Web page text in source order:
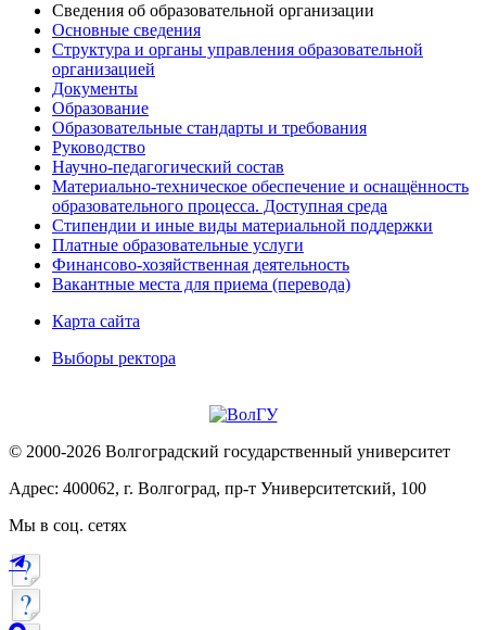
Сведения об образовательной организации
Основные сведения
Структура и органы управления образовательной
организацией
Документы
Образование
Образовательные стандарты и требования
Руководство
Научно-педагогический состав
Материально-техническое обеспечение и оснащённость
образовательного процесса. Доступная среда
Стипендии и иные виды материальной поддержки
Платные образовательные услуги
Финансово-хозяйственная деятельность
Вакантные места для приема (перевода)
Карта сайта
Выборы ректора
© 2000-2026 Волгоградский государственный университет
Адрес: 400062, г. Волгоград, пр-т Университетский, 100
Мы в соц. сетях